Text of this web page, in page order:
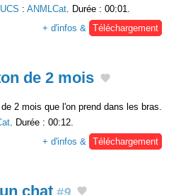
: ANMLCat . Durée : 00:01.
+ d'infos &
Téléchargement
de 2 mois
2 mois que l'on prend dans les bras.
. Durée : 00:12.
+ d'infos &
Téléchargement
chat #9